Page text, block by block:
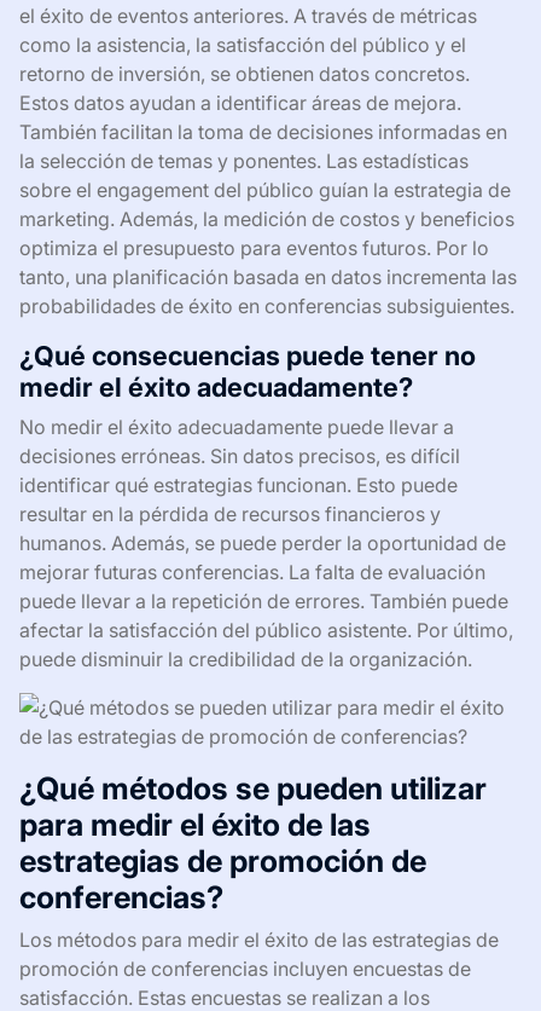
el éxito de eventos anteriores. A través de métricas
como la asistencia, la satisfacción del público y el
retorno de inversión, se obtienen datos concretos.
Estos datos ayudan a identificar áreas de mejora.
También facilitan la toma de decisiones informadas en
la selección de temas y ponentes. Las estadísticas
sobre el engagement del público guían la estrategia de
marketing. Además, la medición de costos y beneficios
optimiza el presupuesto para eventos futuros. Por lo
tanto, una planificación basada en datos incrementa las
probabilidades de éxito en conferencias subsiguientes.
¿Qué consecuencias puede tener no
medir el éxito adecuadamente?
No medir el éxito adecuadamente puede llevar a
decisiones erróneas. Sin datos precisos, es difícil
identificar qué estrategias funcionan. Esto puede
resultar en la pérdida de recursos financieros y
humanos. Además, se puede perder la oportunidad de
mejorar futuras conferencias. La falta de evaluación
puede llevar a la repetición de errores. También puede
afectar la satisfacción del público asistente. Por último,
puede disminuir la credibilidad de la organización.
¿Qué métodos se pueden utilizar
para medir el éxito de las
estrategias de promoción de
conferencias?
Los métodos para medir el éxito de las estrategias de
promoción de conferencias incluyen encuestas de
satisfacción. Estas encuestas se realizan a los